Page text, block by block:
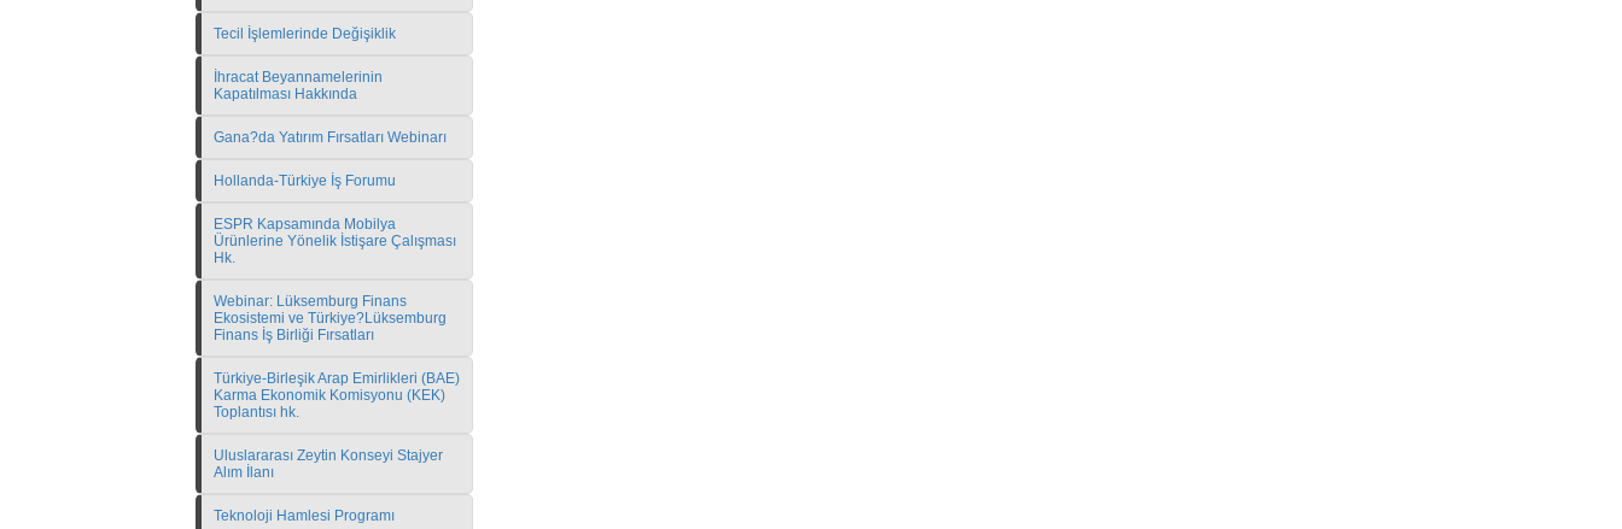
Tecil İşlemlerinde Değişiklik
İhracat Beyannamelerinin
Kapatılması Hakkında
Gana?da Yatırım Fırsatları Webinarı
Hollanda-Türkiye İş Forumu
ESPR Kapsamında Mobilya
Ürünlerine Yönelik İstişare Çalışması
Hk.
Webinar: Lüksemburg Finans
Ekosistemi ve Türkiye?Lüksemburg
Finans İş Birliği Fırsatları
Türkiye-Birleşik Arap Emirlikleri (BAE)
Karma Ekonomik Komisyonu (KEK)
Toplantısı hk.
Uluslararası Zeytin Konseyi Stajyer
Alım İlanı
Teknoloji Hamlesi Programı